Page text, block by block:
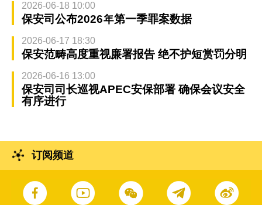
2026-06-18 10:00
保安司公布2026年第一季罪案数据
2026-06-17 18:30
保安范畴高度重视廉署报告 绝不护短赏罚分明
2026-06-16 13:00
保安司司长巡视APEC安保部署 确保会议安全
有序进行
订阅频道